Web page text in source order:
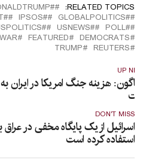
RELATED TOPICS:
#DONALDTRUMP
#GLOBALPOLITICS
#IPSOS
#MIDDLEEAST
#POLL
#USNEWS
#USPOLITICS
DEMOCRATS
FEATURED
REUTERS
TRUMP
UP
DON'T MISS
اسرائیل از یک پایگاه مخفی در
استفاده کرده است